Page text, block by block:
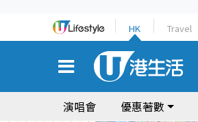
HK Travel
演唱會 優惠著數